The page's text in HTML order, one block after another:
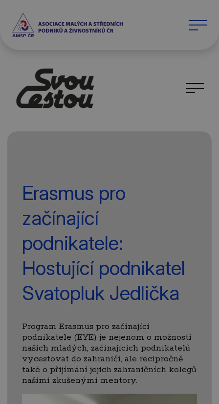
Erasmus pro
začínající
podnikatele:
Hostující podnikatel
Svatopluk Jedlička
Program Erasmus pro začínající
podnikatele (EYE) je nejenom o možnosti
našich mladých, začínajících podnikatelů
vycestovat do zahraničí, ale recipročně
také o přijímání jejich zahraničních kolegů
našimi zkušenými mentory.